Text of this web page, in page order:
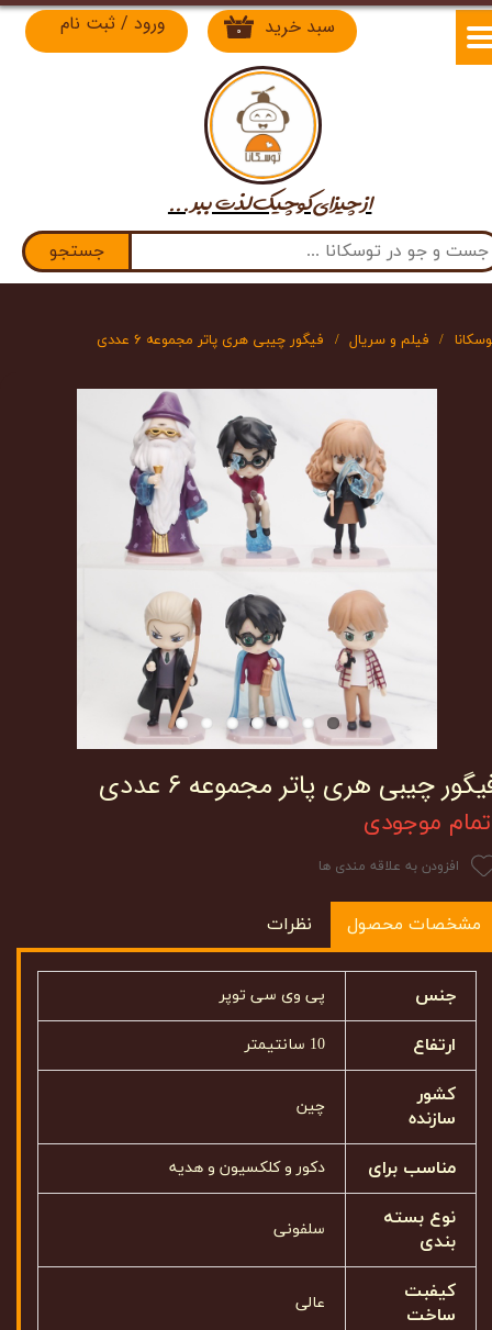
جستجو
۰ سبد خرید ورود / ثبت نام
حساب کاربری من
خروج از حساب کاربریاز چیزای کوچیک لذت​​​​​​​ ببر ...
فیلم و سریال فیگور چیبی هری پاتر مجموعه ۶ عددی
چیبی هری پاتر مجموعه ۶ عددی
موجودی
افزودن به علاقه مندی ها
مشخصات محصول نظرات
جنس پی وی سی توپر
ارتفاع 10 سانتیمتر
کشور
سازنده
چین
مناسب برای دکور و کلکسیون و هدیه
نوع بسته
بندی
سلفونی
کیفبت
ساخت
عالی